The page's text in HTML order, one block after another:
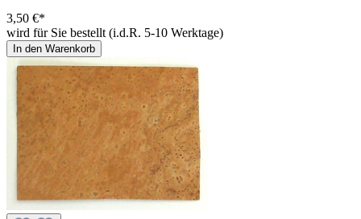
3,50 €*
wird für Sie bestellt (i.d.R. 5-10 Werktage)
In den Warenkorb